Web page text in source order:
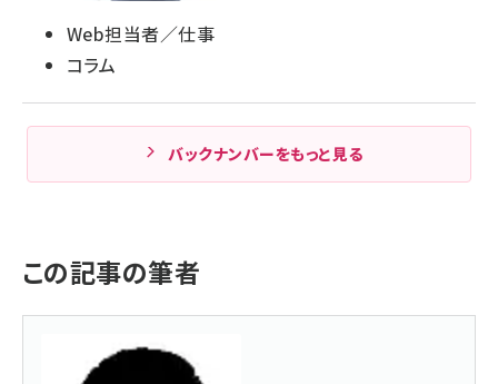
Web担当者／仕事
コラム
バックナンバーをもっと見る
この記事の筆者